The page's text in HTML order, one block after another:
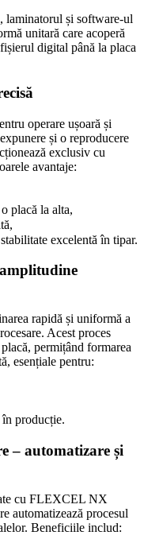
și software-ul
unitară care acoperă
digital până la placa
operare ușoară și
și o reproducere
exclusiv cu
avantaje:
placă la alta,
excelentă în tipar.
rapidă și uniformă a
Acest proces
permițând formarea
esențiale pentru:
producție.
– automatizare și
cu FLEXCEL NX
automatizează procesul
Beneficiile includ: